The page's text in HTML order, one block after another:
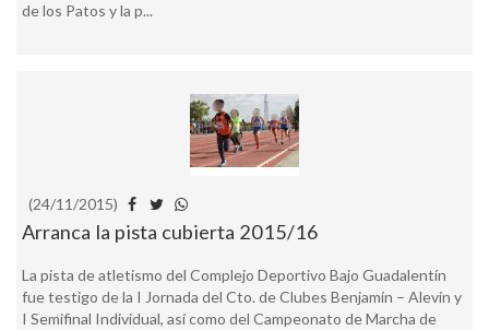
de los Patos y la p...
(24/11/2015)
Arranca la pista cubierta 2015/16
La pista de atletismo del Complejo Deportivo Bajo Guadalentín
fue testigo de la I Jornada del Cto. de Clubes Benjamín – Alevín y
I Semifinal Individual, así como del Campeonato de Marcha de